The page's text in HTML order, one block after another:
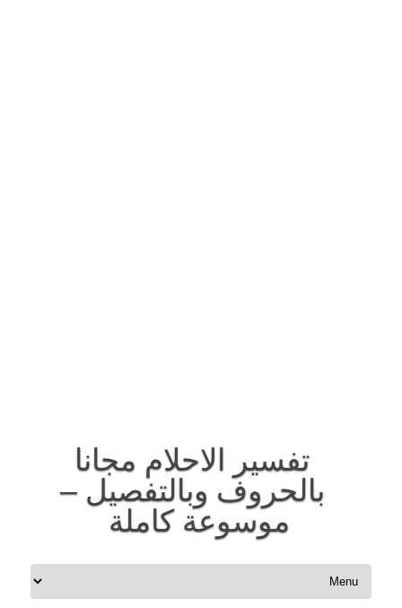
تفسير الاحلام مجانا
بالحروف وبالتفصيل –
موسوعة كاملة
Skip to content